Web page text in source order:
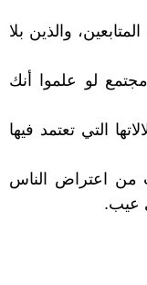
والذين بلا
لو علموا أنك
التي تعتمد فيها
من اعتراض الناس
عيب.